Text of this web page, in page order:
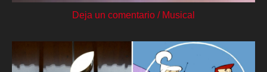
Deja un comentario / Musical